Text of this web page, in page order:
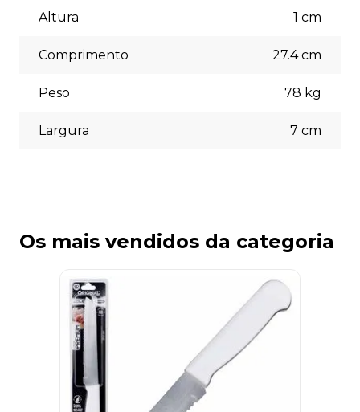
(5% off) cartões de crédito, boleto bancário. Você pode
escolher a opção que melhor se adapte às suas
Altura 1 cm
Comprimento 27.4cm
Peso 78 kg
Largura 7 cm
Os mais vendidos da categoria